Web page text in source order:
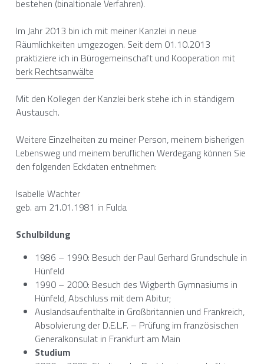
bestehen (binaltionale Verfahren).
Im Jahr 2013 bin ich mit meiner Kanzlei in neue
Räumlichkeiten umgezogen. Seit dem 01.10.2013
berk Rechtsanwälte
Mit den Kollegen der Kanzlei berk stehe ich in ständigem
Austausch.
Weitere Einzelheiten zu meiner Person, meinem bisherigen
Lebensweg und meinem beruflichen Werdegang können Sie
den folgenden Eckdaten entnehmen:
Isabelle Wachter
geb. am 21.01.1981 in Fulda
Schulbildung
1986 – 1990: Besuch der Paul Gerhard Grundschule in
Hünfeld
1990 – 2000: Besuch des Wigberth Gymnasiums in
Hünfeld, Abschluss mit dem Abitur;
Auslandsaufenthalte in Großbritannien und Frankreich,
Absolvierung der D.E.L.F. – Prüfung im französischen
Generalkonsulat in Frankfurt am Main
Studium